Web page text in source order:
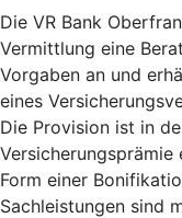
Die VR Bank
Vermittlung eine
Vorgaben an und
eines
Die Provision ist in
Form einer
Sachleistungen sind